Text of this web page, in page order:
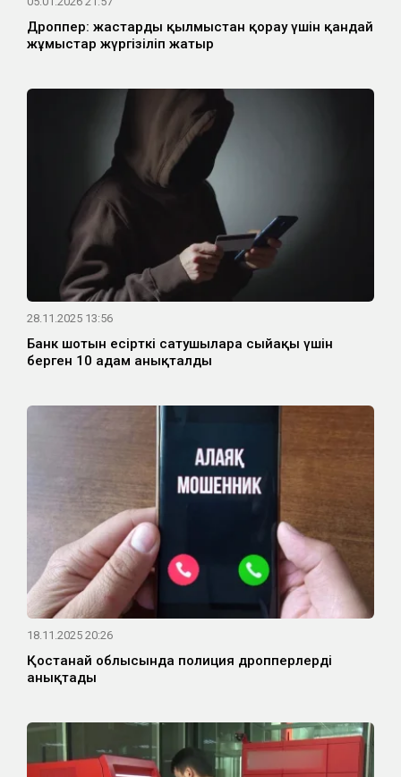
Дроппер: жастарды қылмыстан қорғау үшін қандай
жұмыстар жүргізіліп жатыр
28.11.2025 13:56
Банк шотын есірткі сатушыларға сыйақы үшін
берген 10 адам анықталды
18.11.2025 20:26
Қостанай облысында полиция дропперлерді
анықтады